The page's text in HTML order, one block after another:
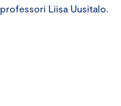
Liisa Uusitalo.